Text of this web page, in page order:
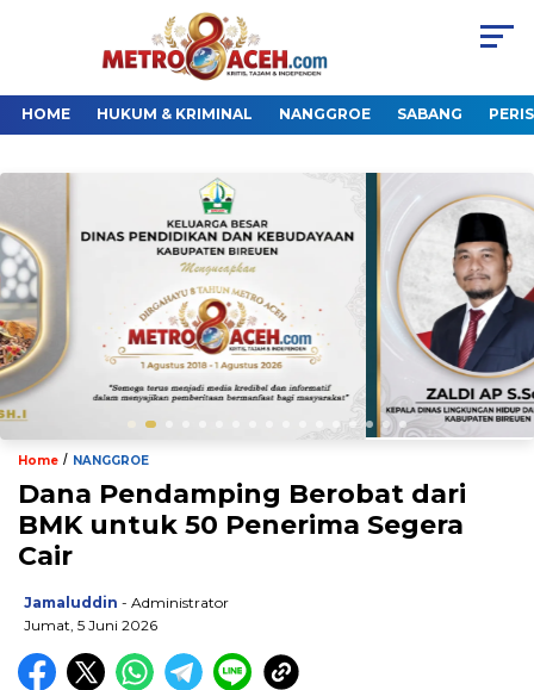
HOME HUKUM & KRIMINAL NANGGROE SABANG
Home / NANGGROE
Dana Pendamping Berobat dari
BMK untuk 50 Penerima Segera
Cair
Jamaluddin - Administrator
Jumat, 5 Juni 2026